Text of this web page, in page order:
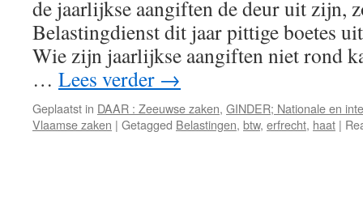
de jaarlijkse aangiften de deur uit zijn,
Belastingdienst dit jaar pittige boetes
Wie zijn jaarlijkse aangiften niet rond
… Lees verder →
Geplaatst in DAAR : Zeeuwse zaken, GINDER; Nationale en
Vlaamse zaken | Getagged Belastingen, btw, erfrecht, haat |